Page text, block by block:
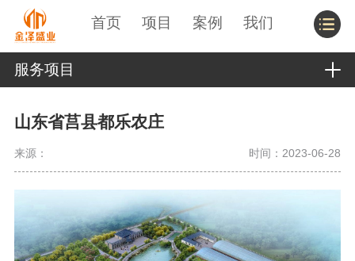
首页 项目 案例 我们
服务项目
山东省莒县都乐农庄
来源： 时间：2023-06-28